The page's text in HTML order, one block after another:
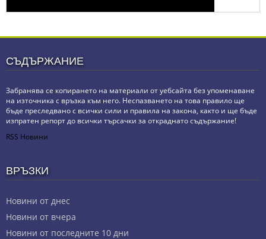
СЪДЪРЖАНИЕ
Забранява се копирането на материали от уебсайта без упоменаване
на източника с връзка към него. Неспазването на това правило ще
бъде преследвано с всички сили и правила на закона, както и ще бъде
изпратен репорт до всички търсачки за откраднато съдържание!
RSS Новини
ВРЪЗКИ
Новини от днес
Новини от вчера
Новини от последните 10 дни